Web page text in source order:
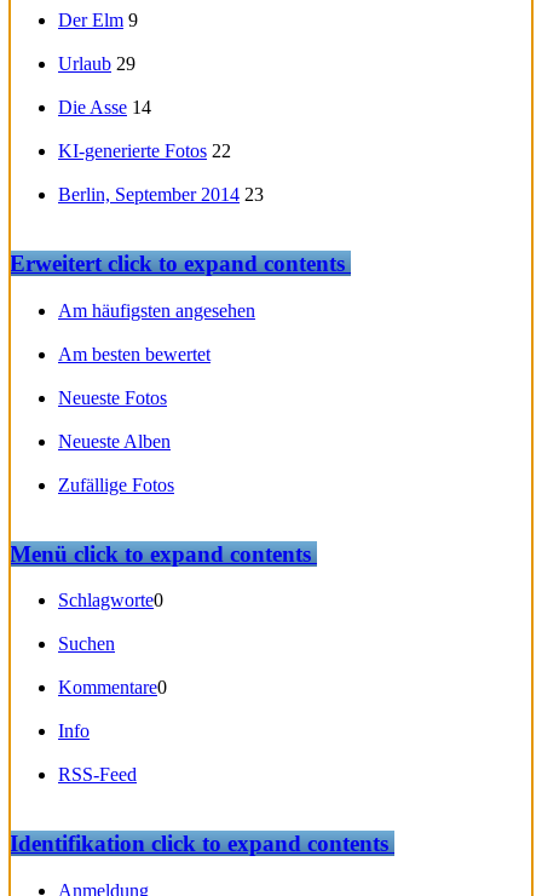
Der Elm 9
Urlaub 29
Die Asse 14
KI-generierte Fotos 22
Berlin, September 2014 23
Erweitertclick to expand contents
Am häufigsten angesehen
Am besten bewertet
Neueste Fotos
Neueste Alben
Zufällige Fotos
Menüclick to expand contents
Schlagworte0
Suchen
Kommentare0
Info
RSS-Feed
Identifikationclick to expand contents
Anmeldung